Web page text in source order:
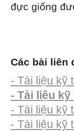
đực giống
Các bài liên
- Tài liệu kỹ
- Tài liệu
- Tài liệu kỹ
- Tài liệu kỹ